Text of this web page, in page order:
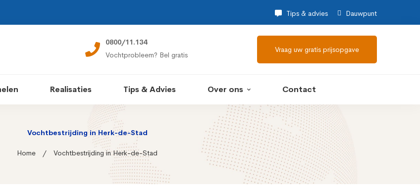
Tips & advies Dauwpunt
0800/11.134
Vochtprobleem? Bel gratis
Vraag uw gratis prijsopgave
Realisaties Tips & Advies Over ons Contact
Vochtbestrijding in Herk-de-Stad
Home Vochtbestrijding in Herk-de-Stad